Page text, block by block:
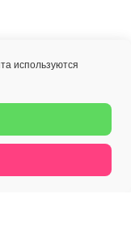
сейчас
используются